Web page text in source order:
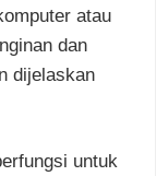
atau
dan
dijelaskan
untuk